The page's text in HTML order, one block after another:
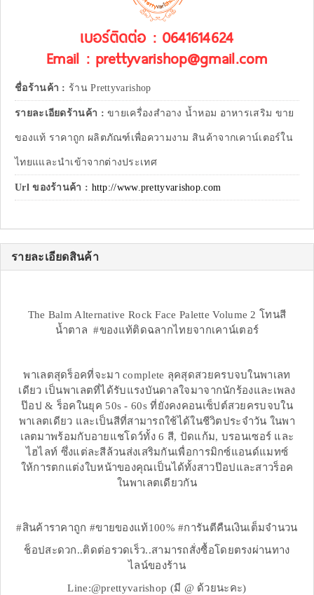
เบอร์ติดต่อ : 0641614624
Email : prettyvarishop@gmail.com
ชื่อร้านค้า : ร้าน Prettyvarishop
รายละเอียดร้านค้า :ขายเครื่องสำอาง น้ำหอม อาหารเสริม ขาย
ของแท้ ราคาถูก ผลิตภัณฑ์เพื่อความงาม สินค้าจากเคาน์เตอร์ใน
ไทยแและนำเข้าจากต่างประเทศ
Url ของร้านค้า : http://www.prettyvarishop.com
รายละเอียดสินค้า
The Balm Alternative Rock Face Palette Volume 2 โทนสี
น้ำตาล #ของแท้ติดฉลากไทยจากเคาน์เตอร์
พาเลตสุดร็อคที่จะมา complete ลุคสุดสวยครบจบในพาเลท
เดียว เป็นพาเลตที่ได้รับแรงบันดาลใจมาจากนักร้องและเพลง
ป๊อป & ร็อคในยุค 50s - 60s ที่ยังคงคอนเซ็ปต์สวยครบจบใน
พาเลตเดียว และเป็นสีที่สามารถใช้ได้ในชีวิตประจำวัน ในพา
เลตมาพร้อมกับอายแชโดว์ทั้ง 6 สี, ปัดแก้ม, บรอนเซอร์ และ
ไฮไลท์ ซึ่งแต่ละสีล้วนส่งเสริมกันเพื่อการมิกซ์แอนด์แมทซ์
ให้การตกแต่งใบหน้าของคุณเป็นได้ทั้งสาวป๊อปและสาวร็อค
ในพาเลตเดียวกัน
#สินค้าราคาถูก #ขายของแท้100% #การันตีคืนเงินเต็มจำนวน
ช็อปสะดวก..ติดต่อรวดเร็ว..สามารถสั่งซื้อโดยตรงผ่านทาง
ไลน์ของร้าน
Line:@prettyvarishop (มี @ ด้วยนะคะ)